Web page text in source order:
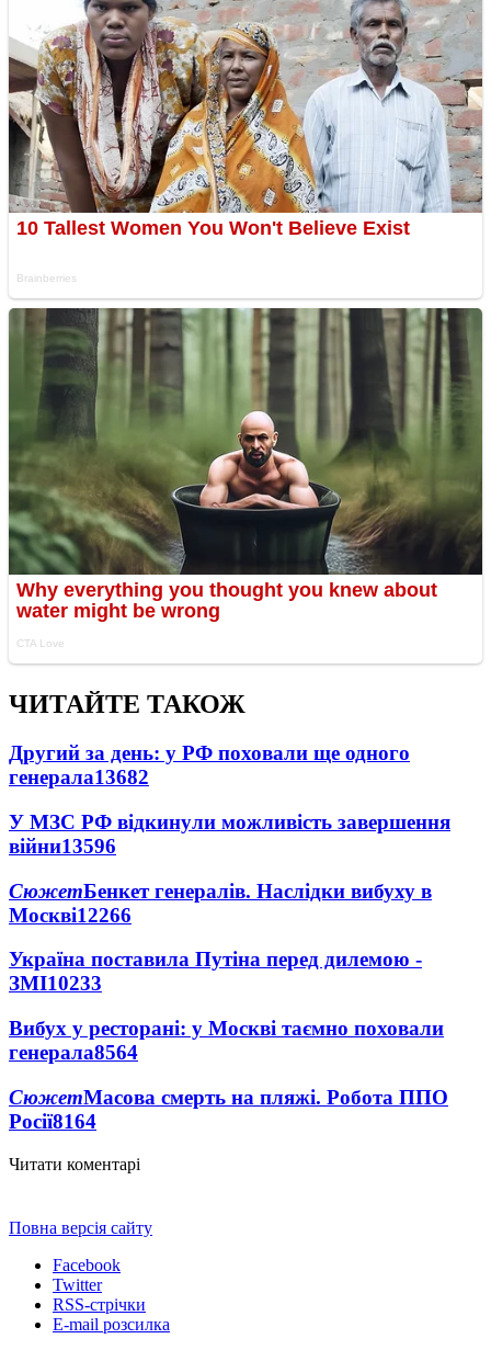
ЧИТАЙТЕ ТАКОЖ
Другий за день: у РФ поховали ще одного
генерала13682
У МЗС РФ відкинули можливість завершення
війни13596
СюжетБенкет генералів. Наслідки вибуху в
Москві12266
Україна поставила Путіна перед дилемою -
ЗМІ10233
Вибух у ресторані: у Москві таємно поховали
генерала8564
СюжетМасова смерть на пляжі. Робота ППО
Росії8164
Читати коментарі
Повна версія сайту
Facebook
Twitter
RSS-стрічки
E-mail розсилка